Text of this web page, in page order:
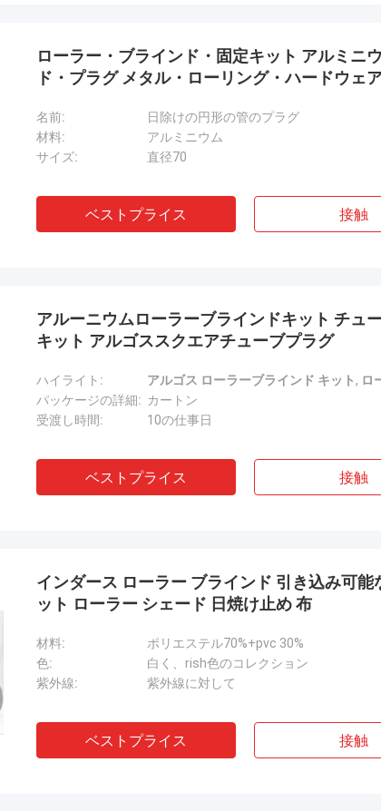
ローラー・ブラインド・固定キット アルミニ
ド・プラグ メタル・ローリング・ハードウェ
名前:
日除けの円形の管のプラグ
材料:
アルミニウム
サイズ:
直径70
ベストプライス 接触
アルーニウムローラーブラインドキット チュ
キット アルゴススクエアチューブプラグ
ハイライト: アルゴス ローラーブラインド キット , ロ
パッケージの詳細: カートン
受渡し時間:
10の仕事日
ベストプライス 接触
インダース ローラー ブラインド 引き込み可能
ット ローラー シェード 日焼け止め 布
材料:
ポリエステル70%+pvc 30%
色:
白く、rish色のコレクション
紫外線:
紫外線に対して
ベストプライス 接触